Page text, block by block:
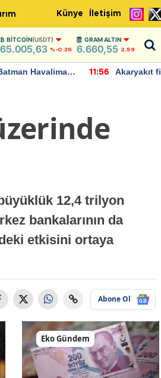
Künye İletişim
BITCOIN(USDT)
65.005,63 %-0.35
GRAM ALTIN
6.660,55 2,59
Havalimanı
11:56
Akaryakıt
12,4 trilyon
bankalarının da
etkisini ortaya
Abone Ol
Eko Gündem